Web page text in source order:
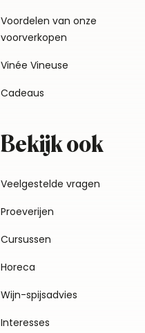
Voordelen van onze
voorverkopen
Vinée Vineuse
Cadeaus
Bekijk ook
Veelgestelde vragen
Proeverijen
Cursussen
Horeca
Wijn-spijsadvies
Interesses